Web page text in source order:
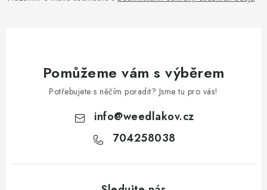
Pomůžeme vám s výběrem
Potřebujete s něčím poradit? Jsme tu pro vás!
info@weedlakov.cz
704258038